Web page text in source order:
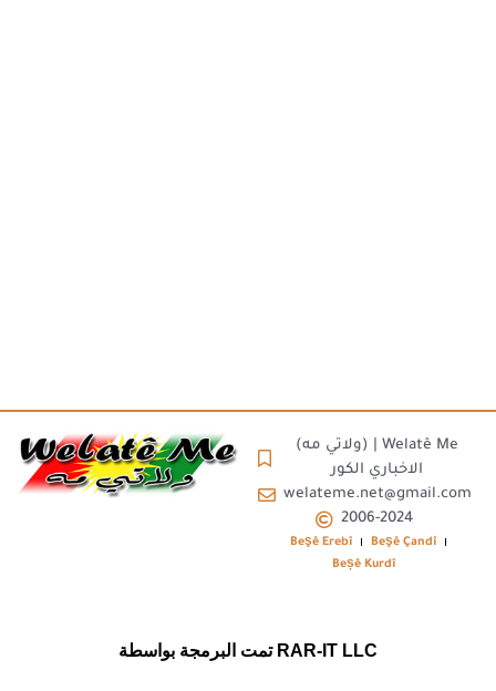
(ولاتي مه) | Welatê Me
الاخباري الكور
welateme.net@gmail.com
2006-2024
Beşê Erebî
Beşê Çandî
Beșê Kurdî
تمت البرمجة بواسطة RAR-IT LLC